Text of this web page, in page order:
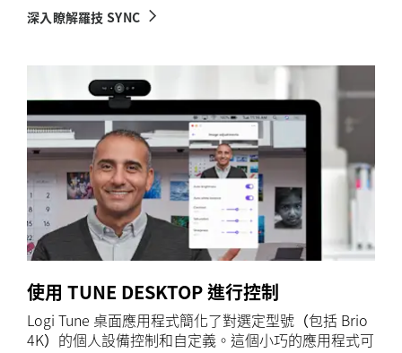
深入瞭解羅技 SYNC
使用 TUNE DESKTOP 進行控制
Logi Tune 桌面應用程式簡化了對選定型號（包括 Brio
4K）的個人設備控制和自定義。這個小巧的應用程式可